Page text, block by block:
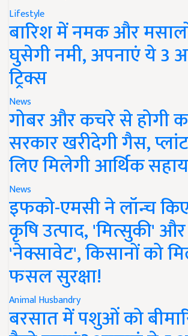
Lifestyle
बारिश में नमक और
घुसेगी नमी, अपनाएं ये 3
ट्रिक्स
News
गोबर और कचरे से होगी
सरकार खरीदेगी गैस,
लिए मिलेगी आर्थिक
News
इफको-एमसी ने लॉन्च
कृषि उत्पाद, 'मित्सुकी' और
'नेक्सावेट', किसानों को
फसल सुरक्षा!
Animal Husbandry
बरसात में पशुओं को